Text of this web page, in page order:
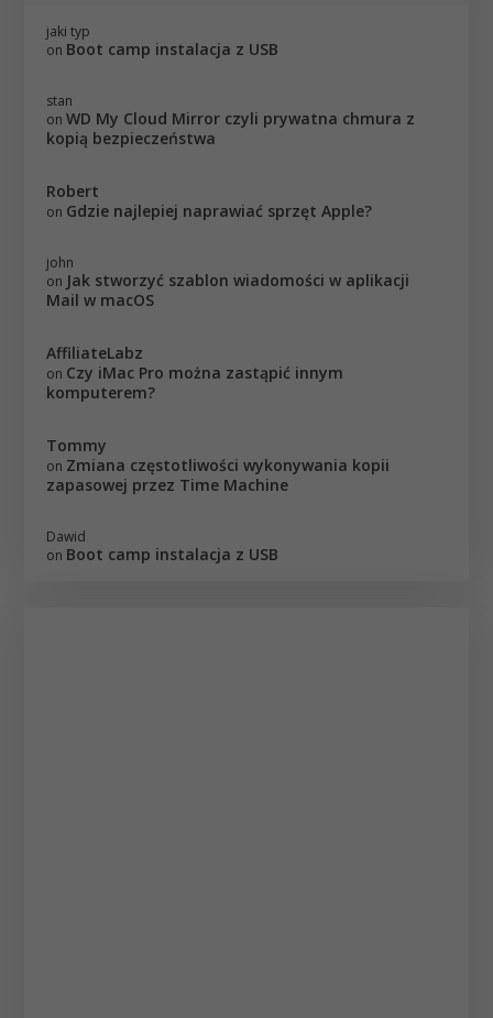
jaki typ
on Boot camp instalacja z USB
stan
onWD My Cloud Mirror czyli prywatna chmura z
kopią bezpieczeństwa
Robert
on Gdzie najlepiej naprawiać sprzęt Apple?
john
on Jak stworzyć szablon wiadomości w aplikacji
Mail w macOS
AffiliateLabz
on Czy iMac Pro można zastąpić innym
komputerem?
Tommy
on Zmiana częstotliwości wykonywania kopii
zapasowej przez Time Machine
Dawid
on Boot camp instalacja z USB